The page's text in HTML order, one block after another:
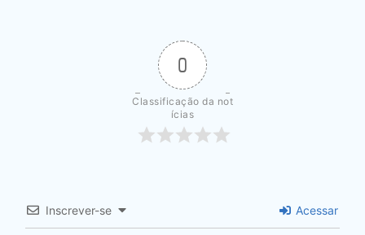
0
Classificação da not
ícias
Inscrever-se Acessar